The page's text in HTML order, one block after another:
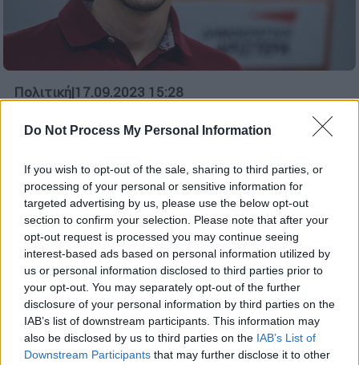
Do Not Process My Personal Information
If you wish to opt-out of the sale, sharing to third parties, or
processing of your personal or sensitive information for
targeted advertising by us, please use the below opt-out
section to confirm your selection. Please note that after your
opt-out request is processed you may continue seeing
interest-based ads based on personal information utilized by
us or personal information disclosed to third parties prior to
your opt-out. You may separately opt-out of the further
disclosure of your personal information by third parties on the
IAB’s list of downstream participants. This information may
also be disclosed by us to third parties on the IAB’s List of
Downstream Participants that may further disclose it to other
Πολιτική|17.09.2023 15:28
«Προσπαθεί να φιμώσει τους
και Αστεροσκοπείο στην κυβέρνηση»
«Ο κ. Μητσοτάκης παραδέχτηκε πάλι σήμερα
ότι η κυβέρνησή του είναι ανίκανη να
εγγυηθεί την ασφάλεια της κοινωνίας, γι’
αυτό κάνει υποχρεωτική την ασφάλιση όλων
των κατοικιών», σημείωσε